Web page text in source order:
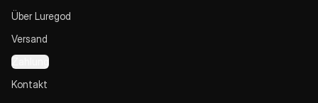
Über Luregod
Versand
Zahlung
Kontakt